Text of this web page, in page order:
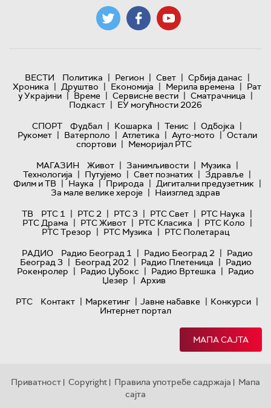
ВЕСТИ Политика | Регион | Свет | Србија данас |
Хроника | Друштво | Економија | Мерила времена | Рат
у Украјини | Време | Сервисне вести | Сматрачница |
Подкаст | ЕУ могућности 2026
СПОРТ
Фудбал | Кошарка | Тенис | Одбојка |
Рукомет | Ватерполо | Атлетика | Ауто-мото | Остали
спортови | Меморијал РТС
МАГАЗИН
Живот | Занимљивости | Музика |
Технологијa | Путујемо | Свет познатих | Здравље |
Филм и ТВ | Наука | Природа | Дигитални предузетник |
За мале велике хероје | Наизглед здрав
ТВ
РТС 1 | РТС 2 | РТС 3 | РТС Свет | РТС Наука |
РТС Драма | РТС Живот | РТС Класика | РТС Коло |
РТС Трезор | РТС Музика | РТС Полетарац
РАДИО
Радио Београд 1 | Радио Београд 2 | Радио
Београд 3 | Београд 202 | Радио Плетеница | Радио
Рокенролер | Радио Џубокс | Радио Вртешка | Радио
Џезер | Архив
РТС
Контакт | Маркетинг | Јавне набавке | Конкурси |
Интернет портал
МАПА САЈТА
Приватност | Copyright | Правила употребе садржаја | Мапа
сајта